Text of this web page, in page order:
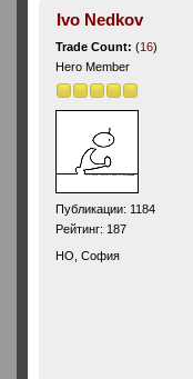
Ivo Nedkov
Trade Count:(16)
Hero Member
Публикации: 1184
Рейтинг: 187
HO, София